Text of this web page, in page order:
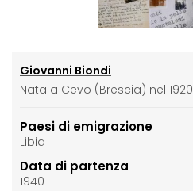
Giovanni Biondi
Nata a Cevo (Brescia) nel 1920
Paesi di emigrazione
Libia
Data di partenza
1940